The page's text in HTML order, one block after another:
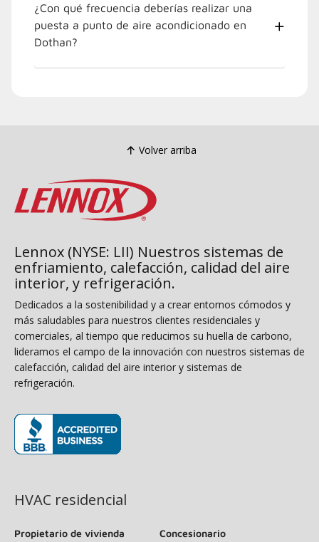
¿Con qué frecuencia deberías realizar una
puesta a punto de aire acondicionado en
Dothan?
Volver arriba
Lennox (NYSE: LII) Nuestros sistemas de
enfriamiento, calefacción, calidad del aire
interior, y refrigeración.
Dedicados a la sostenibilidad y a crear entornos cómodos y
más saludables para nuestros clientes residenciales y
comerciales, al tiempo que reducimos su huella de carbono,
lideramos el campo de la innovación con nuestros sistemas de
calefacción, calidad del aire interior y sistemas de
refrigeración.
HVAC residencial
Propietario de vivienda
Concesionario